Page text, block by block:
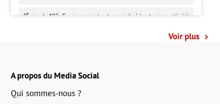
Voir plus
A propos du Media Social
Qui sommes-nous ?